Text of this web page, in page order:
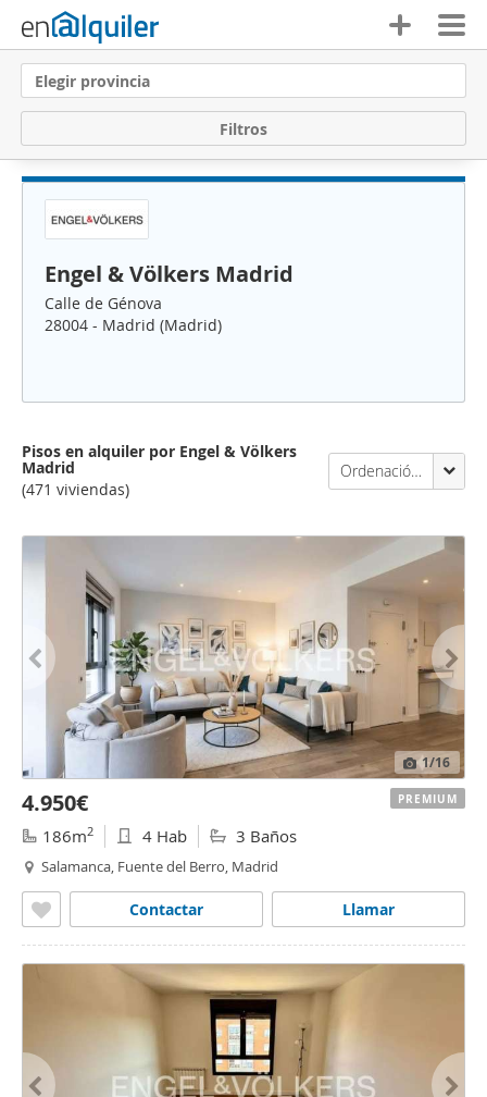
Elegir provincia
Filtros
Engel & Völkers Madrid
Calle de Génova
28004 - Madrid (Madrid)
Pisos en alquiler por Engel & Völkers
Madrid
(471 viviendas)
Ordenación Enalquiler
1/16
4.950€
186m2 4 Hab 3 Baños
Salamanca, Fuente del Berro, Madrid
Llamar
Contactar
PREMIUM